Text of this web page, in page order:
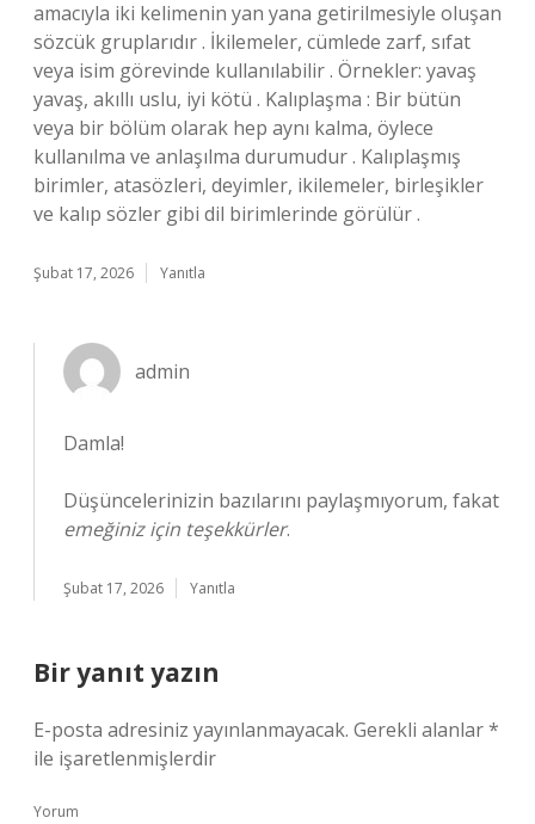
amacıyla iki kelimenin yan yana getirilmesiyle oluşan
sözcük gruplarıdır . İkilemeler, cümlede zarf, sıfat
veya isim görevinde kullanılabilir . Örnekler: yavaş
yavaş, akıllı uslu, iyi kötü . Kalıplaşma : Bir bütün
veya bir bölüm olarak hep aynı kalma, öylece
kullanılma ve anlaşılma durumudur . Kalıplaşmış
birimler, atasözleri, deyimler, ikilemeler, birleşikler
ve kalıp sözler gibi dil birimlerinde görülür .
Şubat 17, 2026 Yanıtla
admin
Damla!
Düşüncelerinizin bazılarını paylaşmıyorum, fakat
emeğiniz için teşekkürler.
Şubat 17, 2026 Yanıtla
Bir yanıt yazın
E-posta adresiniz yayınlanmayacak. Gerekli alanlar*
ile işaretlenmişlerdir
Yorum